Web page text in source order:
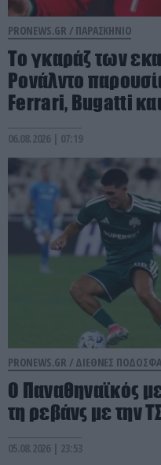
PRONEWS.GR / ΠΑΡΑΣΚΗΝΙΟ
Το γκαράζ των
Ρονάλντο
Ferrari, Bugatti
06.08.2026 | 07:19
PRONEWS.GR / ΔΙΕΘΝΕΣ
Ο Παναθηναϊκός
τη ρεβάνς με την
05.08.2026 | 23:53